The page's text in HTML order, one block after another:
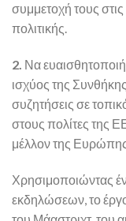
συμμετοχή τους στις
πολιτικής.
2. Να
ισχύος της
συζητήσεις σε
στους πολίτες της
μέλλον της
Χρησιμοποιώντας
εκδηλώσεων, το